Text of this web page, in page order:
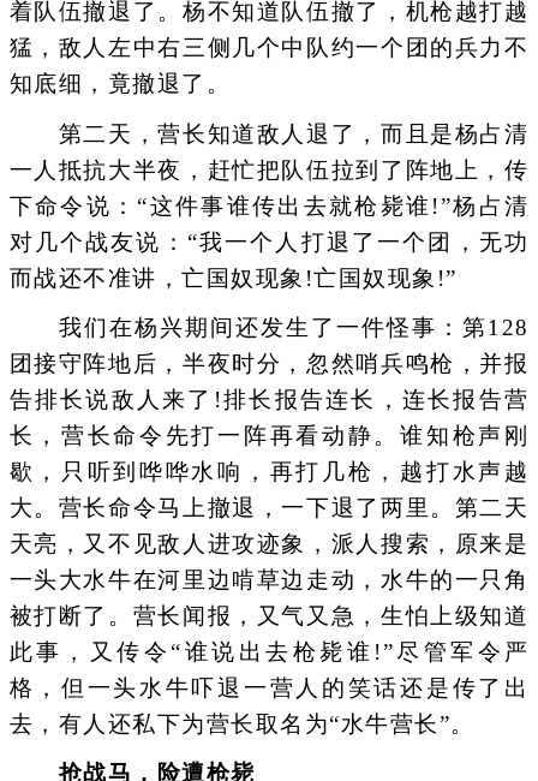
着队伍撤退了。杨不知道队伍撤了，机枪越打越
猛，敌人左中右三侧几个中队约一个团的兵力不
知底细，竟撤退了。
第二天，营长知道敌人退了，而且是杨占清
一人抵抗大半夜，赶忙把队伍拉到了阵地上，传
下命令说：“这件事谁传出去就枪毙谁!”杨占清
对几个战友说：“我一个人打退了一个团，无功
而战还不准讲，亡国奴现象!亡国奴现象!”
我们在杨兴期间还发生了一件怪事：第128
团接守阵地后，半夜时分，忽然哨兵鸣枪，并报
告排长说敌人来了!排长报告连长，连长报告营
长，营长命令先打一阵再看动静。谁知枪声刚
歇，只听到哗哗水响，再打几枪，越打水声越
大。营长命令马上撤退，一下退了两里。第二天
天亮，又不见敌人进攻迹象，派人搜索，原来是
一头大水牛在河里边啃草边走动，水牛的一只角
被打断了。营长闻报，又气又急，生怕上级知道
此事，又传令“谁说出去枪毙谁!”尽管军令严
格，但一头水牛吓退一营人的笑话还是传了出
去，有人还私下为营长取名为“水牛营长”。
抢战马，险遭枪毙